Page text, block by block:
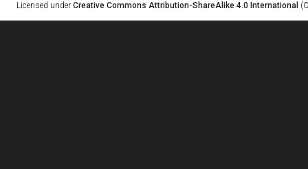
Licensed under Creative Commons Attribution-ShareAlike 4.0 International